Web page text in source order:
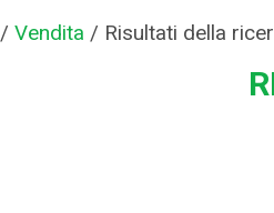
/Vendita / Risultati della